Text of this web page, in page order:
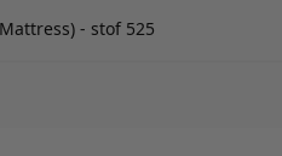
- stof 525